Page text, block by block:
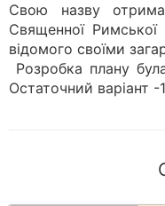
Свою назву
Священної Римської
відомого своїми
Розробка плану
Остаточний варіант